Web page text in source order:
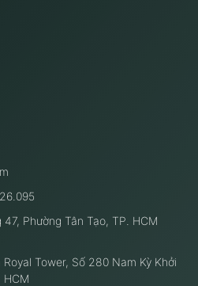
Phường Tân Tạo, TP. HCM
Tower, Số 280 Nam Kỳ Khởi
HCM